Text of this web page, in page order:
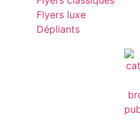
Flyers luxe
Dépliants